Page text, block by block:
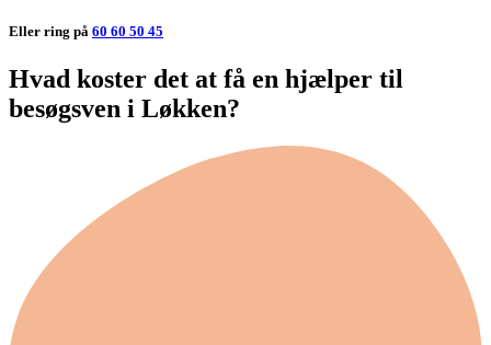
Eller ring på 60 60 50 45
Hvad koster det at få en hjælper til
besøgsven i Løkken?